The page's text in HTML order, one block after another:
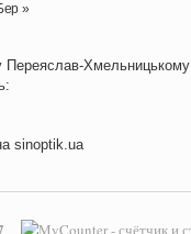
»
Переяслав-Хмельницькому
sinoptik.ua